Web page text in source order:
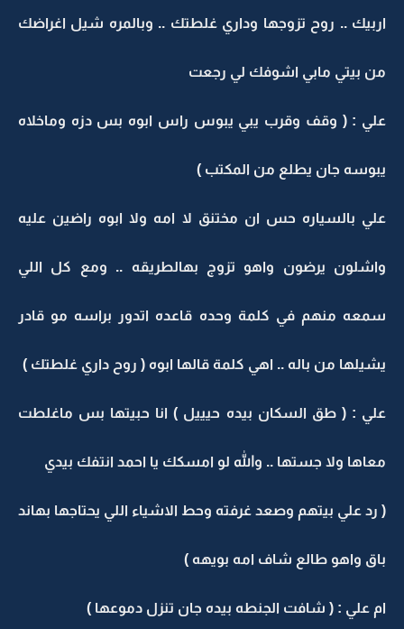
اربيك .. روح تزوجها وداري غلطتك .. وبالمره شيل اغراضك
من بيتي مابي اشوفك لي رجعت
علي : ( وقف وقرب يبي يبوس راس ابوه بس دزه وماخلاه
يبوسه جان يطلع من المكتب )
علي بالسياره حس ان مختنق لا امه ولا ابوه راضين عليه
واشلون يرضون واهو تزوج بهالطريقه .. ومع كل اللي
سمعه منهم في كلمة وحده قاعده اتدور براسه مو قادر
يشيلها من باله .. اهي كلمة قالها ابوه ( روح داري غلطتك )
علي : ( طق السكان بيده حيييل ) انا حبيتها بس ماغلطت
معاها ولا جستها .. والله لو امسكك يا احمد انتفك بيدي
( رد علي بيتهم وصعد غرفته وحط الاشياء اللي يحتاجها بهاند
باق واهو طالع شاف امه بويهه )
ام علي : ( شافت الجنطه بيده جان تنزل دموعها )